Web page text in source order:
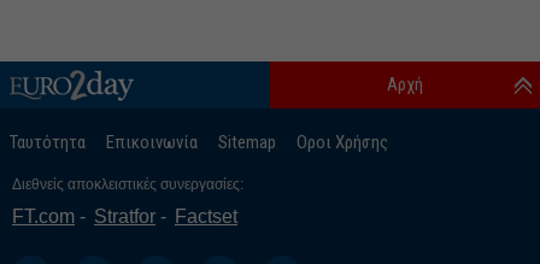
Ταυτότητα Επικοινωνία Sitemap Οροι Χρήσης
Αρχή
Διεθνείς αποκλειστικές συνεργασίες:
FT.com Stratfor Factset